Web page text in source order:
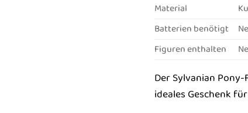
Material
Batterien benötigt
Figuren enthalten
Der Sylvanian
ideales Geschenk